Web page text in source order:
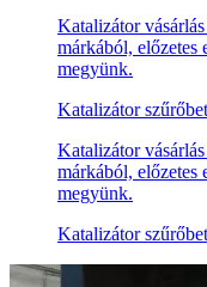
Katalizátor
márkából, előzetes
megyünk.
Katalizátor
Katalizátor
márkából, előzetes
megyünk.
Katalizátor